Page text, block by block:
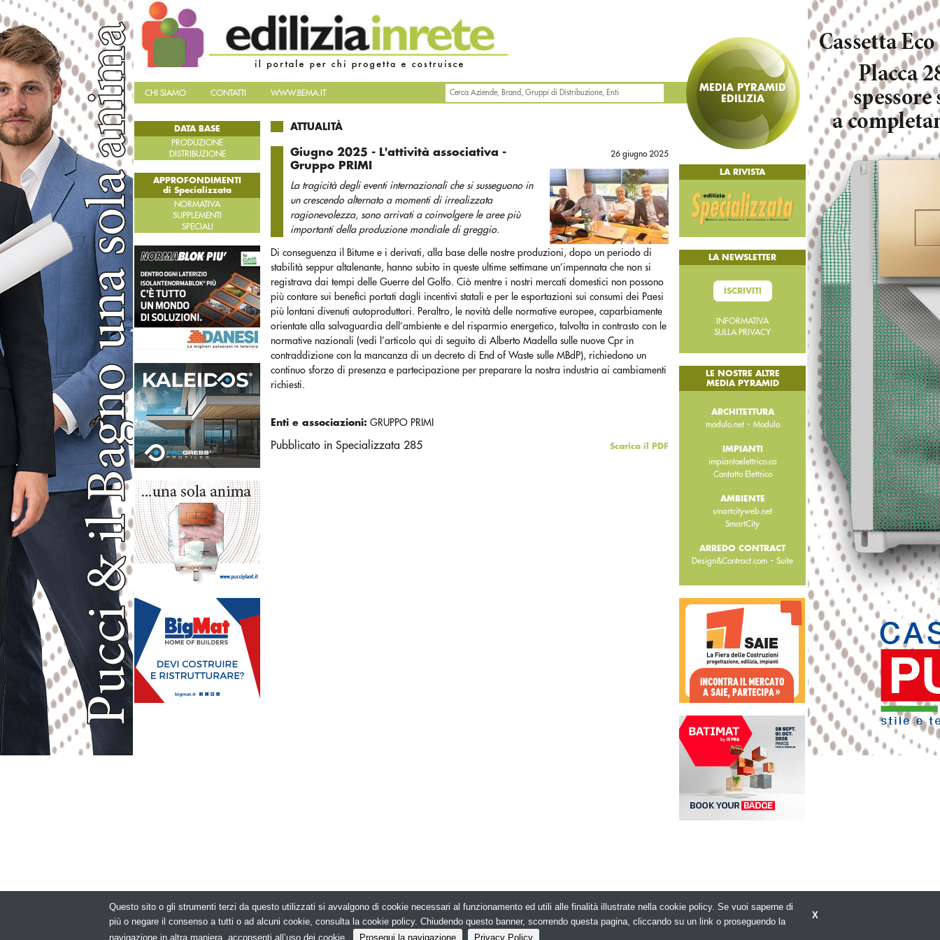
CHI SIAMO CONTATTI WWW.BEMA.IT
MEDIA PYRAMID
EDILIZIA
ATTUALITÀ
Giugno 2025 - L'attività associativa -
Gruppo PRIMI
La tragicità degli eventi internazionali che si susseguono in
un crescendo alternato a momenti di irrealizzata
ragionevolezza, sono arrivati a coinvolgere le aree più
importanti della produzione mondiale di greggio.
26 giugno 2025
Di conseguenza il Bitume e i derivati, alla base delle nostre produzioni, dopo un periodo di
stabilità seppur altalenante, hanno subito in queste ultime settimane un’impennata che non si
registrava dai tempi delle Guerre del Golfo. Ciò mentre i nostri mercati domestici non possono
più contare sui benefici portati dagli incentivi statali e per le esportazioni sui consumi dei Paesi
più lontani divenuti autoproduttori. Peraltro, le novità delle normative europee, caparbiamente
orientate alla salvaguardia dell’ambiente e del risparmio energetico, talvolta in contrasto con le
normative nazionali (vedi l’articolo qui di seguito di Alberto Madella sulle nuove Cpr in
contraddizione con la mancanza di un decreto di End of Waste sulle MBdP), richiedono un
continuo sforzo di presenza e partecipazione per preparare la nostra industria ai cambiamenti
richiesti.
Enti e associazioni: GRUPPO PRIMI
Pubblicato in Specializzata 285 Scarica il PDF
DATA BASE
PRODUZIONE
DISTRIBUZIONE
APPROFONDIMENTI
di Specializzata
NORMATIVA
SUPPLEMENTI
SPECIALI
LA RIVISTA
LA NEWSLETTER
ISCRIVITI
INFORMATIVA
SULLA PRIVACY
LE NOSTRE ALTRE
MEDIA PYRAMID
ARCHITETTURA
modulo.net- Modulo
IMPIANTI
impiantoelettrico.co
Contatto Elettrico
AMBIENTE
smartcityweb.net
SmartCity
ARREDO CONTRACT
Design&Contract.com -Suite
© Copyright 2026. Edilizia in Rete - N.ro Iscrizione ROC 5836 -Privacy policy X
Questo sito o gli strumenti terzi da questo utilizzati si avvalgono di cookie necessari al funzionamento ed utili alle finalità illustrate nella cookie policy. Se vuoi saperne di
più o negare il consenso a tutti o ad alcuni cookie, consulta la cookie policy. Chiudendo questo banner, scorrendo questa pagina, cliccando su un link o proseguendo la
navigazione in altra maniera, acconsenti all’uso dei cookie.
Prosegui la navigazione Privacy Policy